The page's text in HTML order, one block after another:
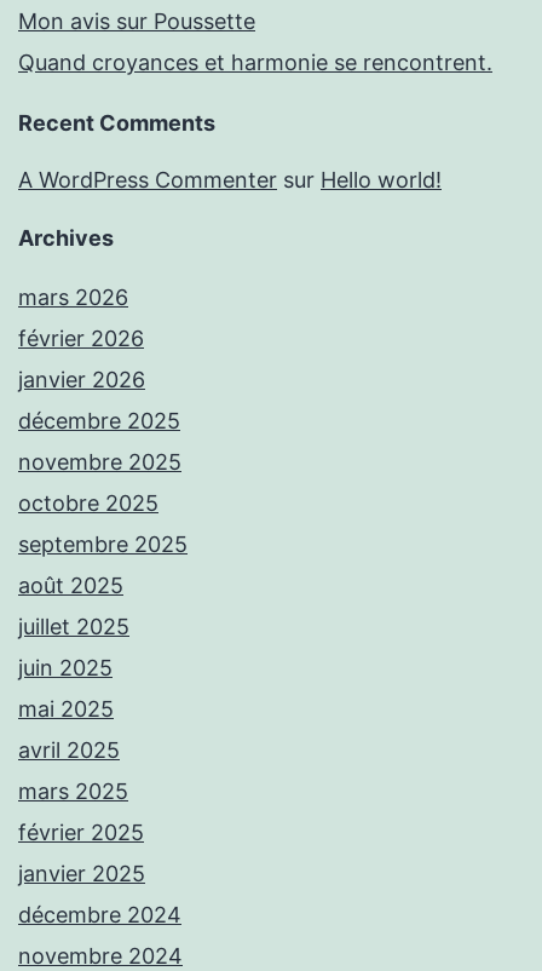
Mon avis sur Poussette
Quand croyances et harmonie se rencontrent.
Recent Comments
A WordPress Commenter sur Hello world!
Archives
mars 2026
février 2026
janvier 2026
décembre 2025
novembre 2025
octobre 2025
septembre 2025
août 2025
juillet 2025
juin 2025
mai 2025
avril 2025
mars 2025
février 2025
janvier 2025
décembre 2024
novembre 2024